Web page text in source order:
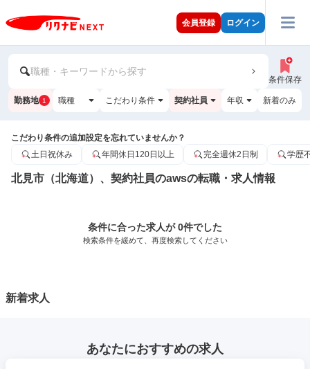
会員登録 ログイン
職種・キーワードから探す
条件保存
勤務地 1 職種 こだわり条件 契約社員 年収 新着のみ
こだわり条件の追加設定を忘れていませんか？
土日祝休み
年間休日120日以上 完全週休2日制 学歴
北見市（北海道）、契約社員のawsの転職・求人情報
条件に合った求人が 0件でした
検索条件を緩めて、再度検索してください
新着求人
あなたにおすすめの求人